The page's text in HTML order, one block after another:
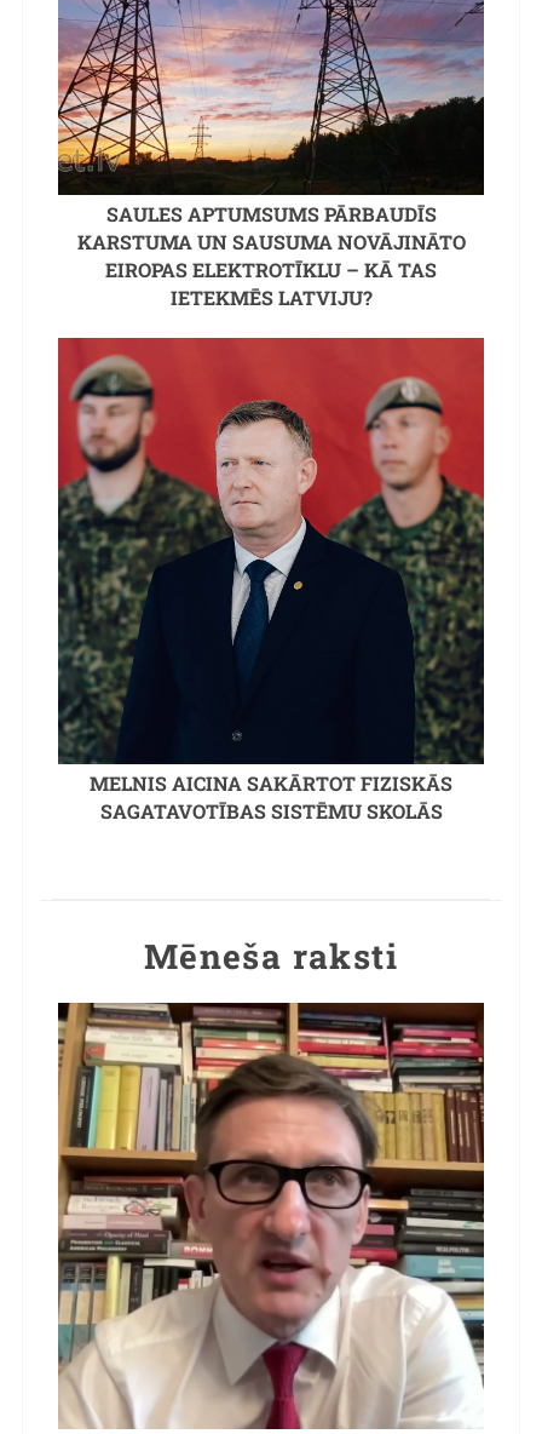
SAULES APTUMSUMS PĀRBAUDĪS
KARSTUMA UN SAUSUMA NOVĀJINĀTO
EIROPAS ELEKTROTĪKLU – KĀ TAS
IETEKMĒS LATVIJU?
MELNIS AICINA SAKĀRTOT FIZISKĀS
SAGATAVOTĪBAS SISTĒMU SKOLĀS
Mēneša raksti